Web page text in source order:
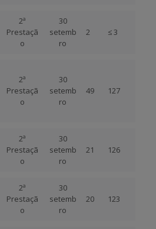
2ª
Prestaçã
o
30
setemb
ro
2 ≤ 3
2ª
Prestaçã
o
30
setemb
ro
49 127
2ª
Prestaçã
o
30
setemb
ro
21 126
2ª
Prestaçã
o
30
setemb
ro
20 123